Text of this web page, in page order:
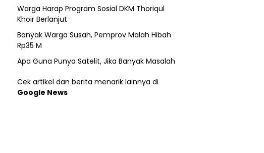
Warga Harap Program Sosial DKM Thoriqul
Khoir Berlanjut
Banyak Warga Susah, Pemprov Malah Hibah
Rp35 M
Apa Guna Punya Satelit, Jika Banyak Masalah
Cek artikel dan berita menarik lainnya di
Google News